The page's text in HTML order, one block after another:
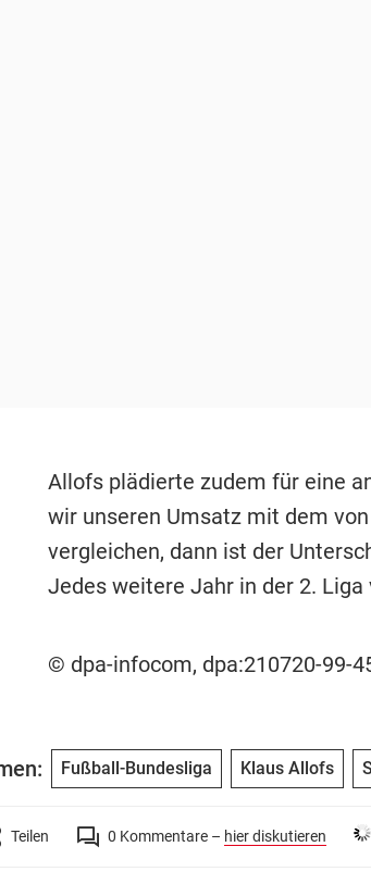
Allofs plädierte zudem für eine
wir unseren Umsatz mit dem
vergleichen, dann ist der
Jedes weitere Jahr in der 2.
© dpa-infocom, dpa:210720-99-
Fußball-Bundesliga Klaus Allofs
Teilen 0 Kommentare – hier diskutieren